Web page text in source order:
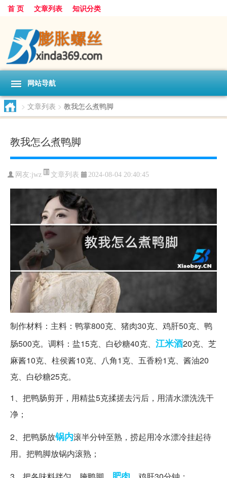
首 页 文章列表 知识分类
网站导航
> 文章列表 > 教我怎么煮鸭脚
教我怎么煮鸭脚
网友:jwz 文章列表 2024-08-04 20:40:45
制作材料：主料：鸭掌800克、猪肉30克、鸡肝50克、鸭
肠500克。调料：盐15克、白砂糖40克、 江米酒20克、芝
麻酱10克、柱侯酱10克、八角1克、五香粉1克、酱油20
克、白砂糖25克。
1、把鸭肠剪开，用精盐5克揉搓去污后，用清水漂洗洗干
净；
2、把鸭肠放锅内滚半分钟至熟，捞起用冷水漂冷挂起待
用。把鸭脚放锅内滚熟；